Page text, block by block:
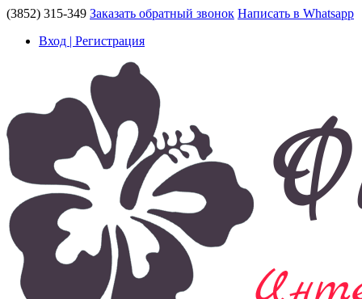
(3852) 315-349 Заказать обратный звонок Написать в Whatsapp
Вход | Регистрация